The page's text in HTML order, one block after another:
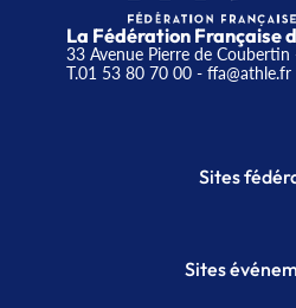
La Fédération Française
33 Avenue Pierre de
T.01 53 80 70 00- ffa@athle.fr
Sites
Plateforme
Sites